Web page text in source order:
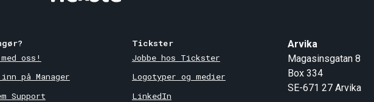
oss!
på Manager
Support
Tickster
Jobbe hos Tickster
Logotyper og medier
LinkedIn
Arvika
Magasinsgatan 8
Box 334
SE-671 27 Arvika